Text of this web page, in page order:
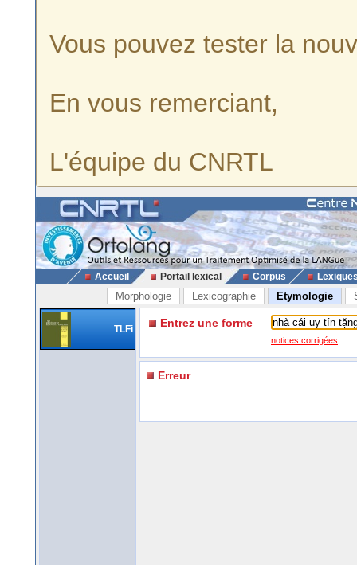
Vous pouvez tester la
En vous remerciant,
L'équipe du CNRTL
Accueil Portail lexical Corpus
Morphologie Lexicographie Etymologie
TLFi Entrez une forme
notices corrigées
Erreur